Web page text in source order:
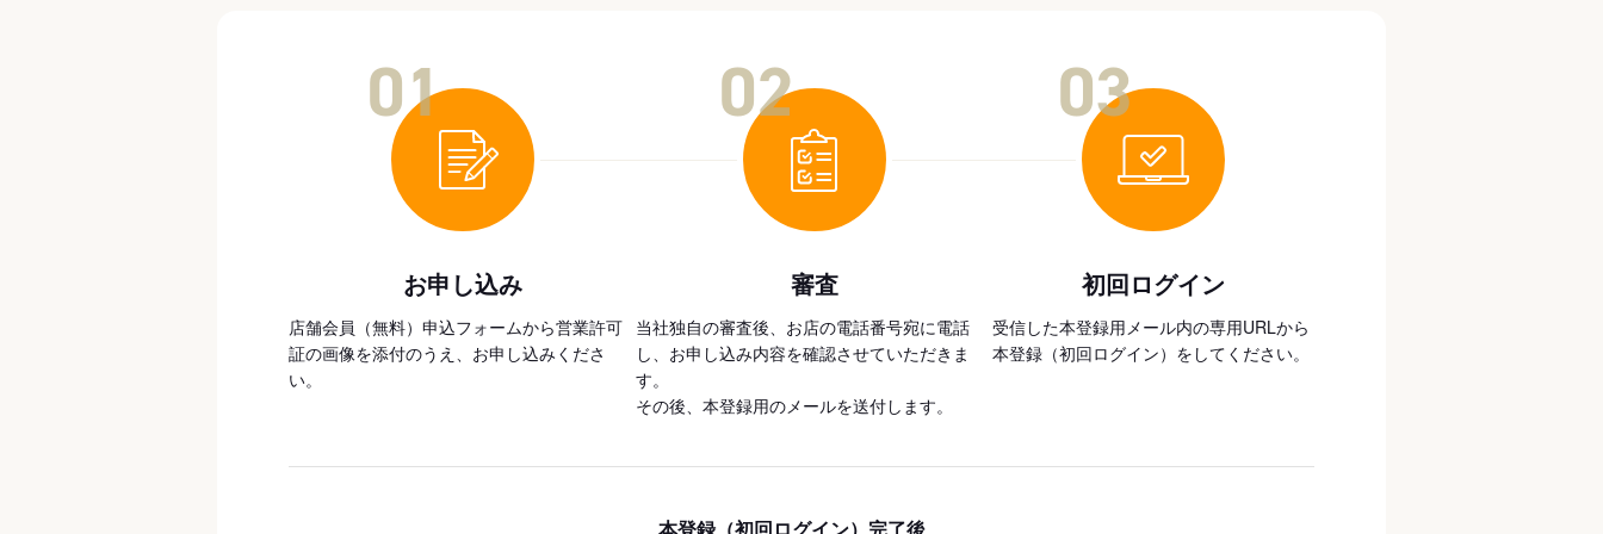
お申し込み
店舗会員（無料）申込フォームから営業許可
証の画像を添付のうえ、お申し込みくださ
い。
審査
当社独自の審査後、お店の電話番号宛に電話
し、お申し込み内容を確認させていただきま
す。
その後、本登録用のメールを送付します。
初回ログイン
受信した本登録用メール内の専用URLから
本登録（初回ログイン）をしてください。